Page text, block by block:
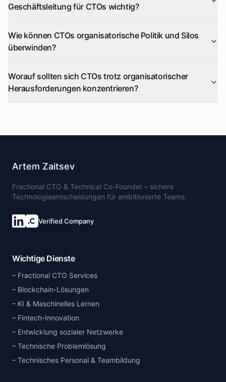
Geschäftsleitung für CTOs wichtig?
Wie können CTOs organisatorische Politik und Silos
überwinden?
Worauf sollten sich CTOs trotz organisatorischer
Herausforderungen konzentrieren?
Artem Zaitsev
Fractional CTO & Technical Co-Founder – sichere
Technologieentscheidungen für ambitionierte Teams.
Verified Company
Wichtige Dienste
Fractional CTO Services
Blockchain-Lösungen
KI & Maschinelles Lernen
Fintech-Innovation
Entwicklung sozialer Netzwerke
Technische Problemlösung
Technisches Personal & Teambildung